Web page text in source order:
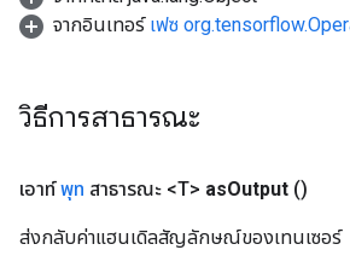
จากอินเทอร์ เฟซ
วิธีการสาธารณะ
เอาท์พุท สาธารณะ <T> asOutput ()
ส่งกลับค่าแฮนเดิลสัญลักษณ์ของเทนเซอร์